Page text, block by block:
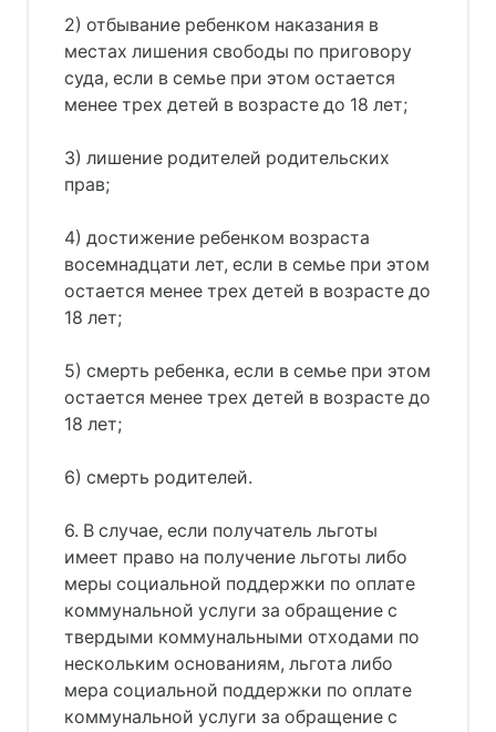
2) отбывание ребенком наказания в
местах лишения свободы по приговору
суда, если в семье при этом остается
менее трех детей в возрасте до 18 лет;
3) лишение родителей родительских
прав;
4) достижение ребенком возраста
восемнадцати лет, если в семье при этом
остается менее трех детей в возрасте до
18 лет;
5) смерть ребенка, если в семье при этом
остается менее трех детей в возрасте до
18 лет;
6) смерть родителей.
6. В случае, если получатель льготы
имеет право на получение льготы либо
меры социальной поддержки по оплате
коммунальной услуги за обращение с
твердыми коммунальными отходами по
нескольким основаниям, льгота либо
мера социальной поддержки по оплате
коммунальной услуги за обращение с